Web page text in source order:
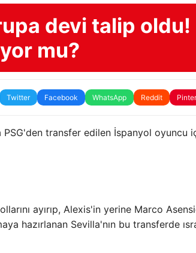
devi talip oldu!
mu?
Twitter Facebook WhatsApp Reddit
transfer edilen İspanyol oyuncu
ayırıp, Alexis'in yerine Marco
hazırlanan Sevilla'nın bu transferde